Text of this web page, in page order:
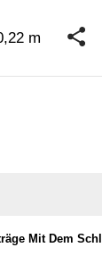
m
Mit Dem